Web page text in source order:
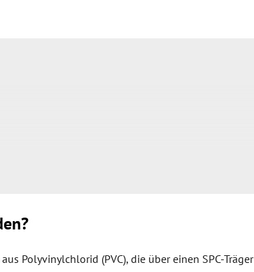
Polyvinylchlorid (PVC), die über einen SPC-Träger